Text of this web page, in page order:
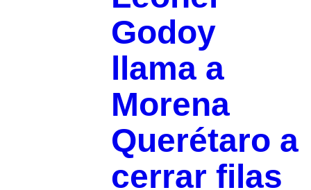
Godoy
llama a
Morena
Querétaro a
cerrar filas